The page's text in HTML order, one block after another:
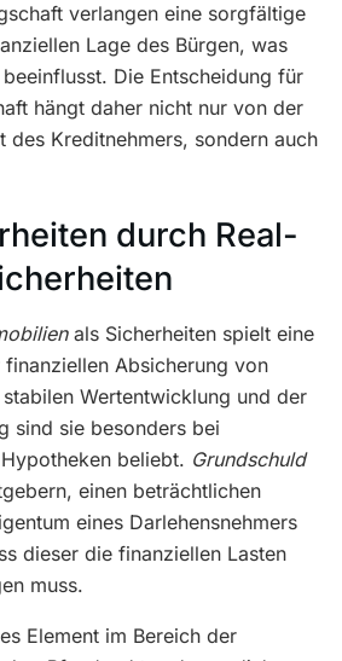
verlangen eine sorgfältige
Lage des Bürgen, was
Die Entscheidung für
hängt daher nicht nur von der
des Kreditnehmers, sondern auch
durch Real-
als Sicherheiten spielt eine
Absicherung von
Wertentwicklung und der
sind sie besonders bei
beliebt. Grundschuld
einen beträchtlichen
eines Darlehensnehmers
dieser die finanziellen Lasten
muss.
Element im Bereich der